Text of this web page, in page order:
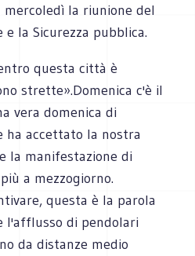
la riunione del
la Sicurezza pubblica.
questa città è
strette».Domenica c'è il
vera domenica di
ha accettato la nostra
la manifestazione di
a mezzogiorno.
questa è la parola
l'afflusso di pendolari
da distanze medio